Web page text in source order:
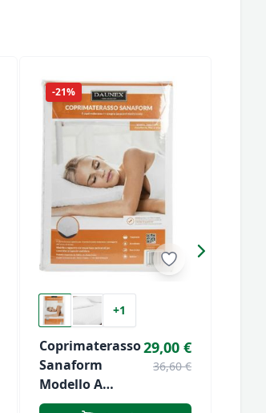
-21%
+1
Coprimaterasso
Sanaform
Modello A
Cappuccio Di
29,00 €
36,60 €